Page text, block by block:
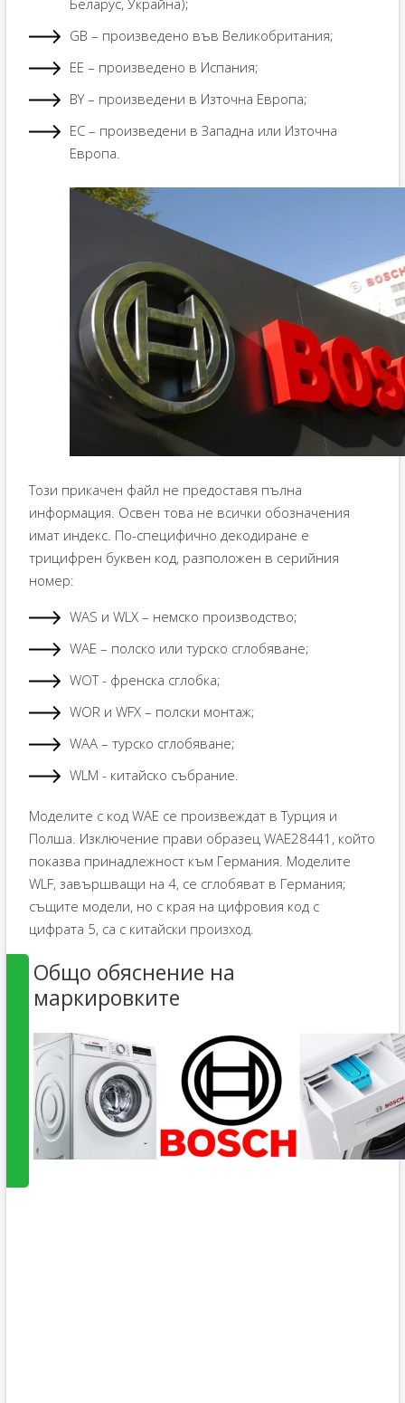
Беларус, Украйна);
GB – произведено във Великобритания;
EE – произведено в Испания;
BY – произведени в Източна Европа;
ЕС – произведени в Западна или Източна
Европа.
Този прикачен файл не предоставя пълна
информация. Освен това не всички обозначения
имат индекс. По-специфично декодиране е
трицифрен буквен код, разположен в серийния
номер:
WAS и WLX – немско производство;
WAE – полско или турско сглобяване;
WOT - френска сглобка;
WOR и WFX – полски монтаж;
WAA – турско сглобяване;
WLM - китайско събрание.
Моделите с код WAE се произвеждат в Турция и
Полша. Изключение прави образец WAE28441, който
показва принадлежност към Германия. Моделите
WLF, завършващи на 4, се сглобяват в Германия;
същите модели, но с края на цифровия код с
цифрата 5, са с китайски произход.
Общо обяснение на
маркировките